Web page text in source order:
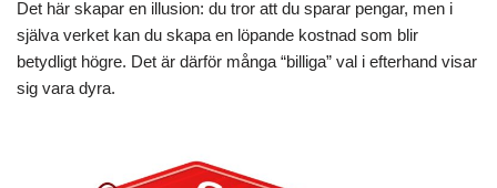
Det här skapar en illusion: du tror att du sparar pengar, men i
själva verket kan du skapa en löpande kostnad som blir
betydligt högre. Det är därför många “billiga” val i efterhand visar
sig vara dyra.